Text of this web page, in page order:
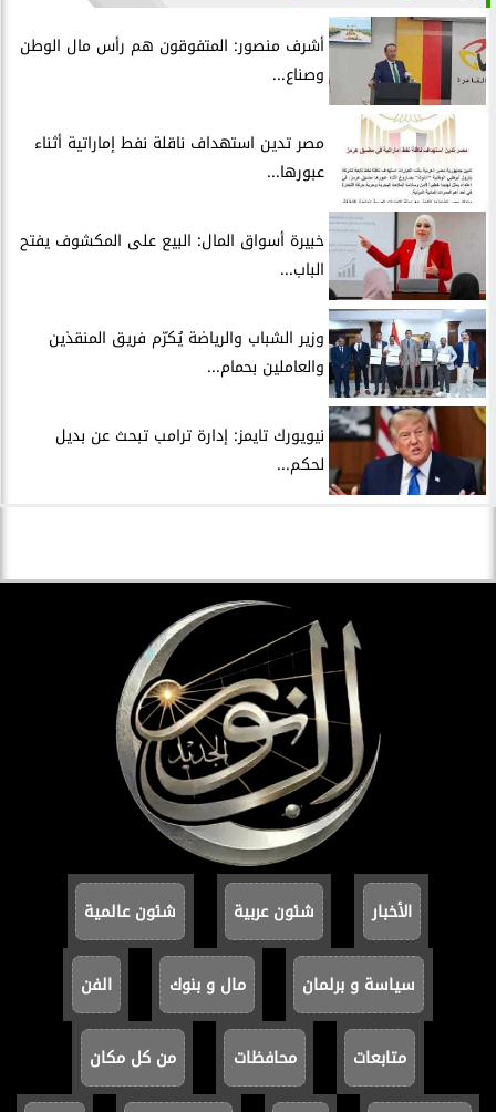
أشرف منصور: المتفوقون هم رأس مال الوطن
وصناع...
مصر تدين استهداف ناقلة نفط إماراتية أثناء
عبورها...
خبيرة أسواق المال: البيع على المكشوف يفتح
الباب...
وزير الشباب والرياضة يُكرّم فريق المنقذين
والعاملين بحمام...
نيويورك تايمز: إدارة ترامب تبحث عن بديل
لحكم...
الأخبار شئون عربية شئون عالمية
سياسة و برلمان مال و بنوك الفن
متابعات محافظات من كل مكان